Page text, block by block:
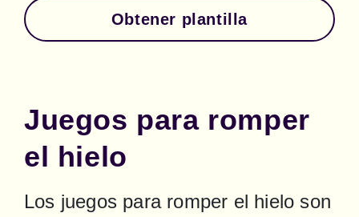
Obtener plantilla
Juegos para romper
el hielo
Los juegos para romper el hielo son